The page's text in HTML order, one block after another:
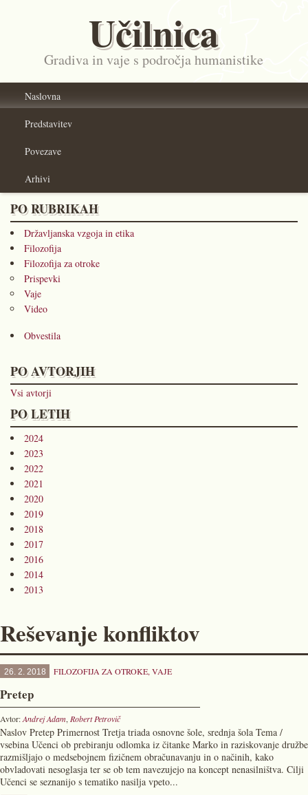
Učilnica
Gradiva in vaje s področja humanistike
Naslovna
Predstavitev
Povezave
Arhivi
PO RUBRIKAH
Državljanska vzgoja in etika
Filozofija
Filozofija za otroke
Prispevki
Vaje
Video
Obvestila
PO AVTORJIH
Vsi avtorji
PO LETIH
2024
2023
2022
2021
2020
2019
2018
2017
2016
2014
2013
Reševanje konfliktov
26. 2. 2018 FILOZOFIJA ZA OTROKE, VAJE
Pretep
Avtor:Andrej Adam, Robert Petrovič
Naslov Pretep Primernost Tretja triada osnovne šole, srednja šola Tema /
vsebina Učenci ob prebiranju odlomka iz čitanke Marko in raziskovanje družbe
razmišljajo o medsebojnem fizičnem obračunavanju in o načinih, kako
obvladovati nesoglasja ter se ob tem navezujejo na koncept nenasilništva. Cilji
Učenci se seznanijo s tematiko nasilja vpeto...